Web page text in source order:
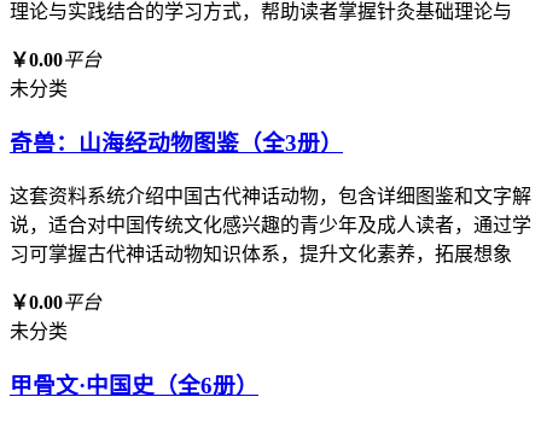
理论与实践结合的学习方式，帮助读者掌握针灸基础理论与
￥0.00平台
未分类
奇兽：山海经动物图鉴（全3册）
这套资料系统介绍中国古代神话动物，包含详细图鉴和文字解
说，适合对中国传统文化感兴趣的青少年及成人读者，通过学
习可掌握古代神话动物知识体系，提升文化素养，拓展想象
￥0.00平台
未分类
甲骨文·中国史（全6册）